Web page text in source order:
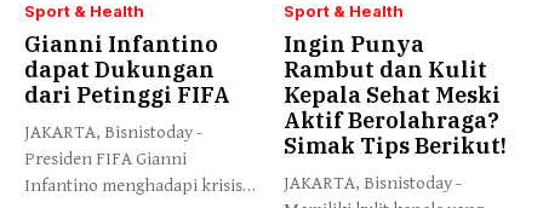
Sport & Health
Gianni Infantino
dapat Dukungan
dari Petinggi FIFA
JAKARTA, Bisnistoday -
Presiden FIFA Gianni
Infantino menghadapi krisis
Sport & Health
Ingin Punya
Rambut dan Kulit
Kepala Sehat Meski
Aktif Berolahraga?
Simak Tips Berikut!
JAKARTA, Bisnistoday -